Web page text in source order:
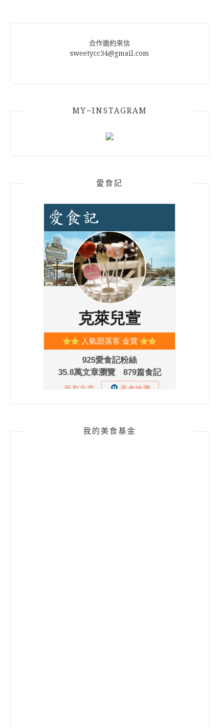
合作邀約來信
sweetycc34@gmail.com
MY~INSTAGRAM
愛食記
我的美食基金